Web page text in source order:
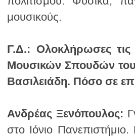
μουσικούς.
Γ.Δ.:
Βασιλειάδη. Πόσο σε
Ανδρέας Ξενόπουλος: